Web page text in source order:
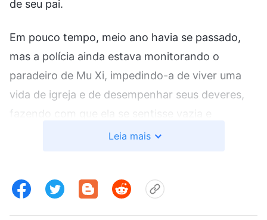
de seu pai.
Em pouco tempo, meio ano havia se passado,
mas a polícia ainda estava monitorando o
paradeiro de Mu Xi, impedindo-a de viver uma
vida de igreja e de desempenhar seus deveres,
fazendo com que ela se sentisse vazia e
angustiada. Um dia, o líder da igreja lhe
ficou muito animada, pois finalmente poderia se
Leia mais